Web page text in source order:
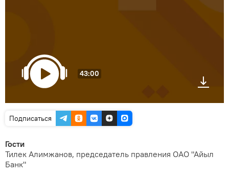
43:00
Подписаться
Гости
Тилек Алимжанов, председатель правления ОАО "Айыл
Банк"